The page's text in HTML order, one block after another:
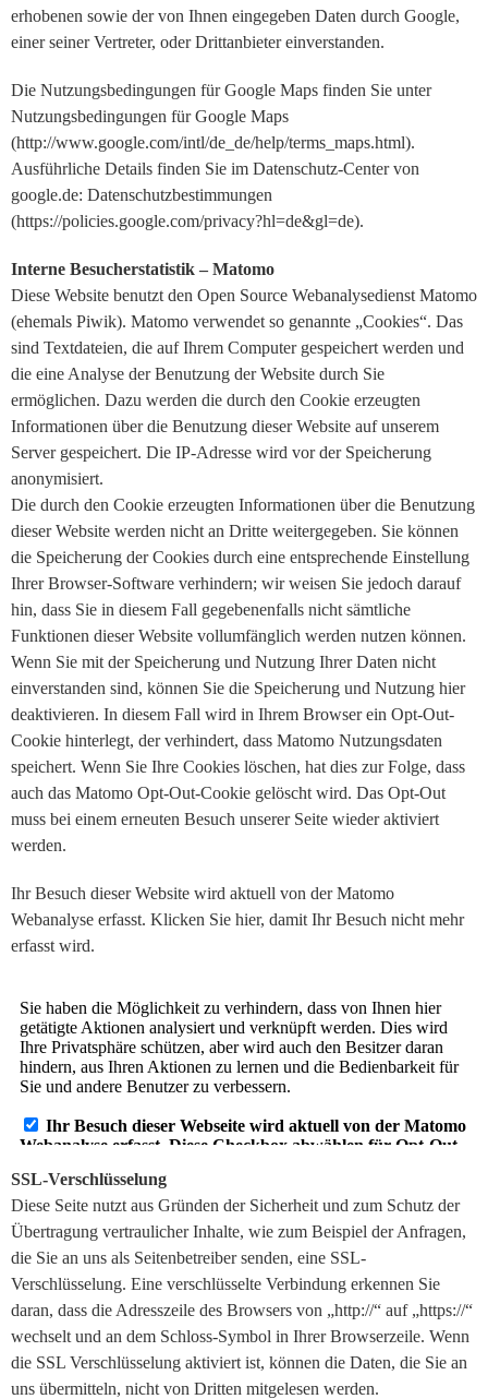
erhobenen sowie der von Ihnen eingegeben Daten durch Google,
einer seiner Vertreter, oder Drittanbieter einverstanden.
Die Nutzungsbedingungen für Google Maps finden Sie unter
Nutzungsbedingungen für Google Maps
(http://www.google.com/intl/de_de/help/terms_maps.html).
Ausführliche Details finden Sie im Datenschutz-Center von
google.de: Datenschutzbestimmungen
(https://policies.google.com/privacy?hl=de&gl=de).
Interne Besucherstatistik – Matomo
Diese Website benutzt den Open Source Webanalysedienst Matomo
(ehemals Piwik). Matomo verwendet so genannte „Cookies“. Das
sind Textdateien, die auf Ihrem Computer gespeichert werden und
die eine Analyse der Benutzung der Website durch Sie
ermöglichen. Dazu werden die durch den Cookie erzeugten
Informationen über die Benutzung dieser Website auf unserem
Server gespeichert. Die IP-Adresse wird vor der Speicherung
anonymisiert.
Die durch den Cookie erzeugten Informationen über die Benutzung
dieser Website werden nicht an Dritte weitergegeben. Sie können
die Speicherung der Cookies durch eine entsprechende Einstellung
Ihrer Browser-Software verhindern; wir weisen Sie jedoch darauf
hin, dass Sie in diesem Fall gegebenenfalls nicht sämtliche
Funktionen dieser Website vollumfänglich werden nutzen können.
Wenn Sie mit der Speicherung und Nutzung Ihrer Daten nicht
einverstanden sind, können Sie die Speicherung und Nutzung hier
deaktivieren. In diesem Fall wird in Ihrem Browser ein Opt-Out-
Cookie hinterlegt, der verhindert, dass Matomo Nutzungsdaten
speichert. Wenn Sie Ihre Cookies löschen, hat dies zur Folge, dass
auch das Matomo Opt-Out-Cookie gelöscht wird. Das Opt-Out
muss bei einem erneuten Besuch unserer Seite wieder aktiviert
werden.
Ihr Besuch dieser Website wird aktuell von der Matomo
Webanalyse erfasst. Klicken Sie hier, damit Ihr Besuch nicht mehr
erfasst wird.
SSL-Verschlüsselung
Diese Seite nutzt aus Gründen der Sicherheit und zum Schutz der
Übertragung vertraulicher Inhalte, wie zum Beispiel der Anfragen,
die Sie an uns als Seitenbetreiber senden, eine SSL-
Verschlüsselung. Eine verschlüsselte Verbindung erkennen Sie
daran, dass die Adresszeile des Browsers von „http://“ auf „https://“
wechselt und an dem Schloss-Symbol in Ihrer Browserzeile. Wenn
die SSL Verschlüsselung aktiviert ist, können die Daten, die Sie an
uns übermitteln, nicht von Dritten mitgelesen werden.